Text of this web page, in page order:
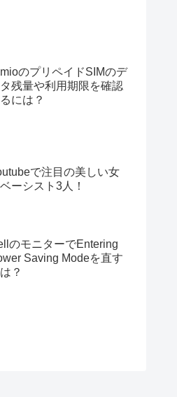
のプリペイドSIMのデ
残量や利用期限を確認
には？
で注目の美しい女
ーシスト3人！
のモニターでEntering
Saving Modeを直す
？